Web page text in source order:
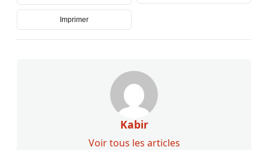
Imprimer
Kabir
Voir tous les articles